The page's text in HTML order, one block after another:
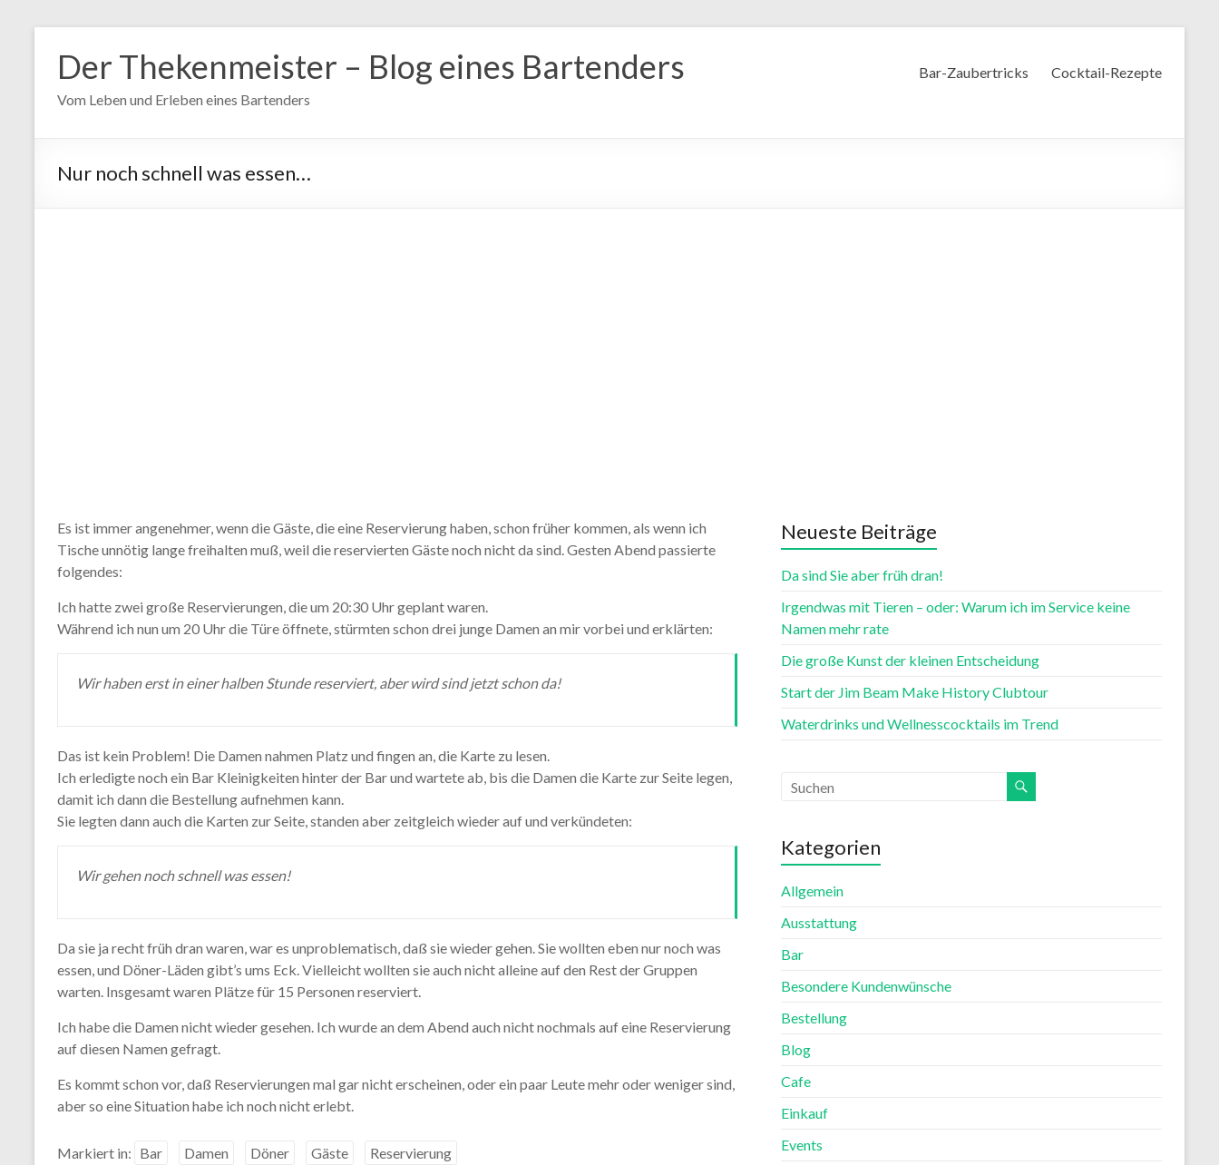
Inhalt
springen
Der Thekenmeister – Blog eines Bartenders
Vom Leben und Erleben eines Bartenders
Bar-Zaubertricks Cocktail-Rezepte
Nur noch schnell was essen…
Es ist immer angenehmer, wenn die Gäste, die eine Reservierung haben, schon früher kommen, als wenn ich
Tische unnötig lange freihalten muß, weil die reservierten Gäste noch nicht da sind. Gesten Abend passierte
folgendes:
Ich hatte zwei große Reservierungen, die um 20:30 Uhr geplant waren.
Während ich nun um 20 Uhr die Türe öffnete, stürmten schon drei junge Damen an mir vorbei und erklärten:
Wir haben erst in einer halben Stunde reserviert, aber wird sind jetzt schon da!
Das ist kein Problem! Die Damen nahmen Platz und fingen an, die Karte zu lesen.
Ich erledigte noch ein Bar Kleinigkeiten hinter der Bar und wartete ab, bis die Damen die Karte zur Seite legen,
damit ich dann die Bestellung aufnehmen kann.
Sie legten dann auch die Karten zur Seite, standen aber zeitgleich wieder auf und verkündeten:
Wir gehen noch schnell was essen!
Da sie ja recht früh dran waren, war es unproblematisch, daß sie wieder gehen. Sie wollten eben nur noch was
essen, und Döner-Läden gibt’s ums Eck. Vielleicht wollten sie auch nicht alleine auf den Rest der Gruppen
warten. Insgesamt waren Plätze für 15 Personen reserviert.
Ich habe die Damen nicht wieder gesehen. Ich wurde an dem Abend auch nicht nochmals auf eine Reservierung
auf diesen Namen gefragt.
Es kommt schon vor, daß Reservierungen mal gar nicht erscheinen, oder ein paar Leute mehr oder weniger sind,
aber so eine Situation habe ich noch nicht erlebt.
Markiert in: Bar Damen Döner Gäste Reservierung
Neueste Beiträge
Da sind Sie aber früh dran!
Irgendwas mit Tieren – oder: Warum ich im Service keine
Namen mehr rate
Die große Kunst der kleinen Entscheidung
Start der Jim Beam Make History Clubtour
Waterdrinks und Wellnesscocktails im Trend
Kategorien
Allgemein
Ausstattung
Bar
Besondere Kundenwünsche
Bestellung
Blog
Cafe
Einkauf
Events